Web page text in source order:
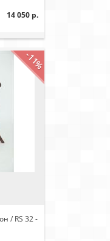
14 050 р.
-11%
/ RS 32 -